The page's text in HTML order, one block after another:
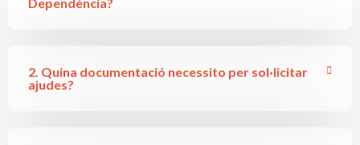
2. Quina documentació necessito per sol·licitar
ajudes?